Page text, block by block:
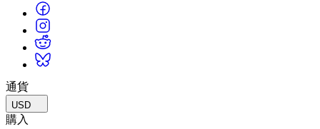
詳しく見る
発見され、モバイルユーザーを獲得する
ストアとD2C全体でIAPを管理
収益化
自動車
イノベーションと車内体験を促進する
すべての業界を見る
ベストプラクティスガイド
専門家のヒントとコツ
デモ
デモ、サンプル、ビルディングブロック
すべてのリソース
新機能
学生向け
キャリアをスタートさせる
教育を大幅に強化
教育機関向けライセンス
通貨
USD
購入